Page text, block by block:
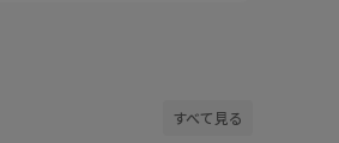
すべて見る